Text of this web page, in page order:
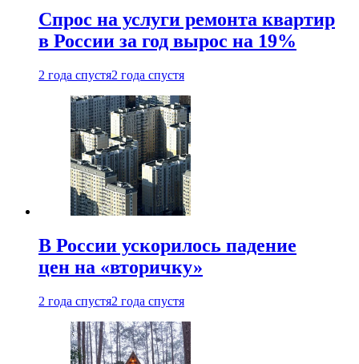
Спрос на услуги ремонта квартир
в России за год вырос на 19%
2 года спустя2 года спустя
В России ускорилось падение
цен на «вторичку»
2 года спустя2 года спустя